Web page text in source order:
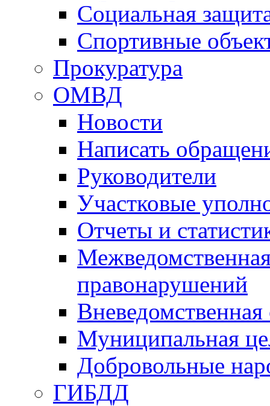
Социальная
Спортивные
Прокуратура
ОМВД
Новости
Написать
Руководители
Участковые
Отчеты и
правонарушений
Вневедомственная
Муниципальная
Добровольные
ГИБДД